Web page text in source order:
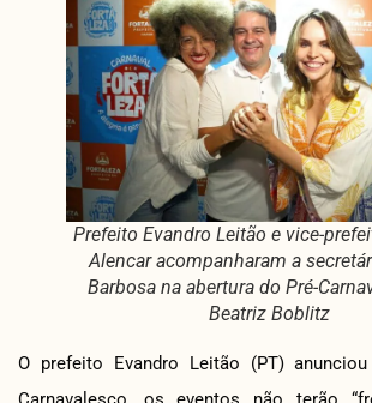
Prefeito Evandro Leitão e vice-
Alencar acompanharam a
Barbosa na abertura do Pré-
Beatriz Boblitz
O prefeito Evandro Leitão (PT)